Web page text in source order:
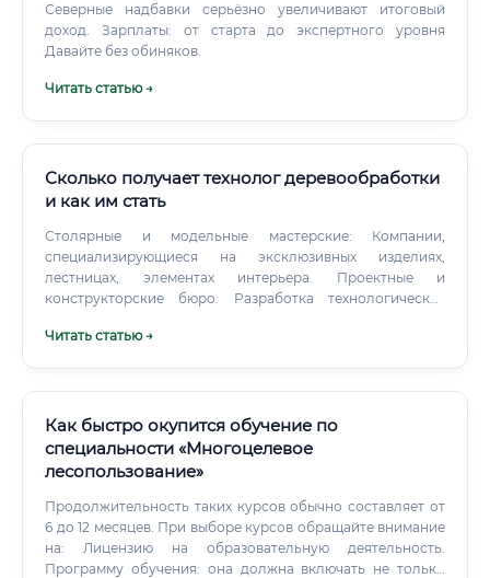
Северные надбавки серьёзно увеличивают итоговый
доход. Зарплаты: от старта до экспертного уровня
Давайте без обиняков.
Читать статью →
Сколько получает технолог деревообработки
и как им стать
Столярные и модельные мастерские: Компании,
специализирующиеся на эксклюзивных изделиях,
лестницах, элементах интерьера. Проектные и
конструкторские бюро: Разработка технологических
поставщики оборудования и материалов: В качестве
Читать статью →
Как быстро окупится обучение по
специальности «Многоцелевое
лесопользование»
Продолжительность таких курсов обычно составляет от
6 до 12 месяцев. При выборе курсов обращайте внимание
на: Лицензию на образовательную деятельность.
Программу обучения: она должна включать не только